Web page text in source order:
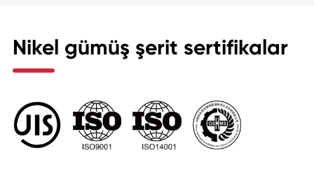
Nikel gümüş şerit sertifikalar